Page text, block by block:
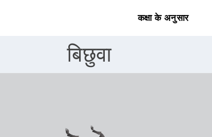
कक्षा के अनुसार
बिछुवा